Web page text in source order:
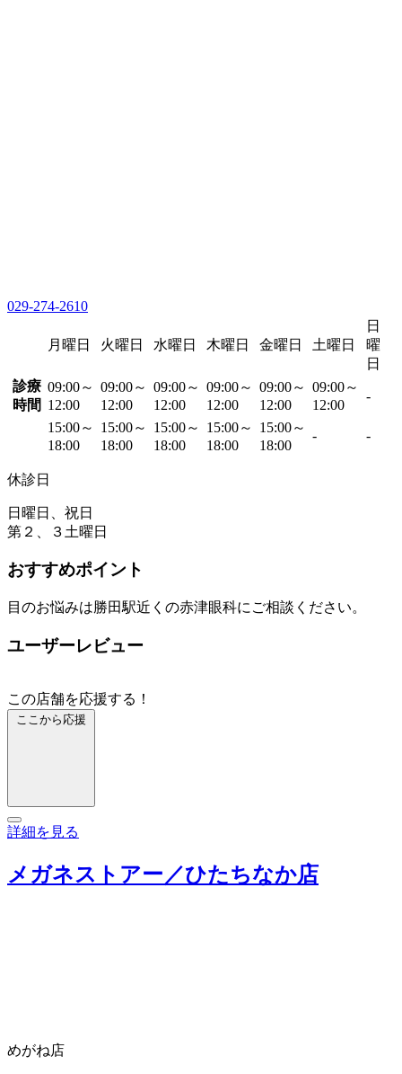
029-274-2610
月曜日 火曜日 水曜日 木曜日 金曜日 土曜日
日
曜
日
診療
時間
09:00～
12:00
09:00～
12:00
09:00～
12:00
09:00～
12:00
09:00～
12:00
09:00～
12:00
-
15:00～
18:00
15:00～
18:00
15:00～
18:00
15:00～
18:00
15:00～
18:00
- -
休診日
日曜日、祝日
第２、３土曜日
おすすめポイント
目のお悩みは勝田駅近くの赤津眼科にご相談ください。
ユーザーレビュー
この店舗を応援する！
ここから応援
詳細を見る
メガネストアー／ひたちなか店
めがね店